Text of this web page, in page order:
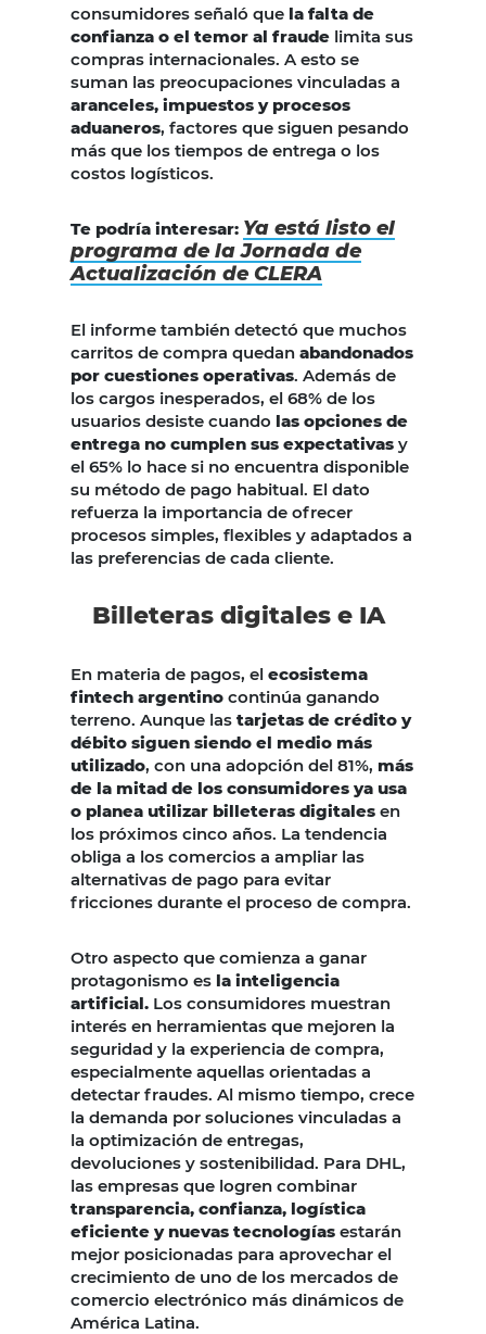
consumidores señaló que la falta de
confianza o el temor al fraude limita sus
compras internacionales. A esto se
suman las preocupaciones vinculadas a
aranceles, impuestos y procesos
aduaneros, factores que siguen pesando
más que los tiempos de entrega o los
costos logísticos.
Te podría interesar: Ya está listo el
programa de la Jornada de
Actualización de CLERA
El informe también detectó que muchos
carritos de compra quedan abandonados
por cuestiones operativas. Además de
los cargos inesperados, el 68% de los
usuarios desiste cuando las opciones de
entrega no cumplen sus expectativas y
el 65% lo hace si no encuentra disponible
su método de pago habitual. El dato
refuerza la importancia de ofrecer
procesos simples, flexibles y adaptados a
las preferencias de cada cliente.
Billeteras digitales e IA
En materia de pagos, el ecosistema
fintech argentino continúa ganando
terreno. Aunque las tarjetas de crédito y
débito siguen siendo el medio más
utilizado, con una adopción del 81%, más
de la mitad de los consumidores ya usa
o planea utilizar billeteras digitales en
los próximos cinco años. La tendencia
obliga a los comercios a ampliar las
alternativas de pago para evitar
fricciones durante el proceso de compra.
Otro aspecto que comienza a ganar
protagonismo es la inteligencia
artificial. Los consumidores muestran
interés en herramientas que mejoren la
seguridad y la experiencia de compra,
especialmente aquellas orientadas a
detectar fraudes. Al mismo tiempo, crece
la demanda por soluciones vinculadas a
la optimización de entregas,
devoluciones y sostenibilidad. Para DHL,
las empresas que logren combinar
transparencia, confianza, logística
eficiente y nuevas tecnologías estarán
mejor posicionadas para aprovechar el
crecimiento de uno de los mercados de
comercio electrónico más dinámicos de
América Latina.